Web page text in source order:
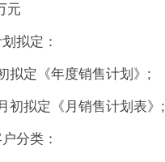
元
拟定：
拟定《年度销售计划》;
初拟定《月销售计划表》;
分类：